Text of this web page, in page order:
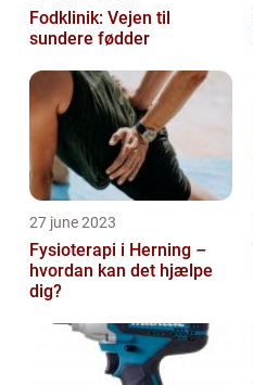
Fodklinik: Vejen til
sundere fødder
27 june 2023
Fysioterapi i Herning –
hvordan kan det hjælpe
dig?